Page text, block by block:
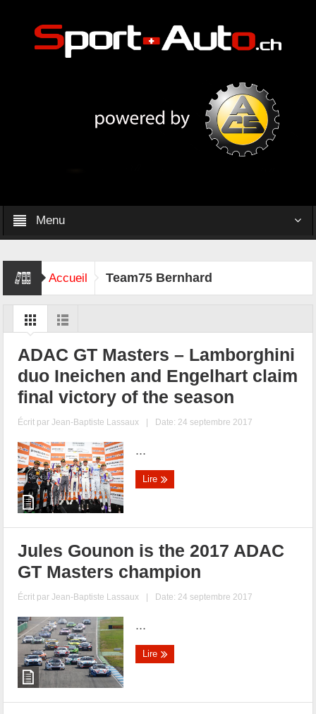
Menu
Accueil Team75 Bernhard
ADAC GT Masters – Lamborghini
duo Ineichen and Engelhart claim
final victory of the season
Écrit parJean-Baptiste Lassaux | Date: 24 septembre 2017
...
Lire
Jules Gounon is the 2017 ADAC
GT Masters champion
Écrit parJean-Baptiste Lassaux | Date: 24 septembre 2017
...
Lire